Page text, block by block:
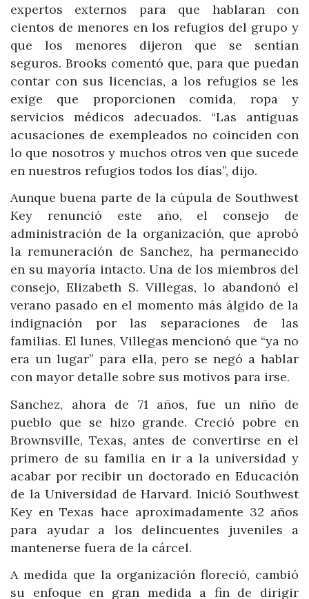
expertos externos para que hablaran con
cientos de menores en los refugios del grupo y
que los menores dijeron que se sentían
seguros. Brooks comentó que, para que puedan
contar con sus licencias, a los refugios se les
exige que proporcionen comida, ropa y
servicios médicos adecuados. “Las antiguas
acusaciones de exempleados no coinciden con
lo que nosotros y muchos otros ven que sucede
en nuestros refugios todos los días”, dijo.
Aunque buena parte de la cúpula de Southwest
Key renunció este año, el consejo de
administración de la organización, que aprobó
la remuneración de Sanchez, ha permanecido
en su mayoría intacto. Una de los miembros del
consejo, Elizabeth S. Villegas, lo abandonó el
verano pasado en el momento más álgido de la
indignación por las separaciones de las
familias. El lunes, Villegas mencionó que “ya no
era un lugar” para ella, pero se negó a hablar
con mayor detalle sobre sus motivos para irse.
Sanchez, ahora de 71 años, fue un niño de
pueblo que se hizo grande. Creció pobre en
Brownsville, Texas, antes de convertirse en el
primero de su familia en ir a la universidad y
acabar por recibir un doctorado en Educación
de la Universidad de Harvard. Inició Southwest
Key en Texas hace aproximadamente 32 años
para ayudar a los delincuentes juveniles a
mantenerse fuera de la cárcel.
A medida que la organización floreció, cambió
su enfoque en gran medida a fin de dirigir